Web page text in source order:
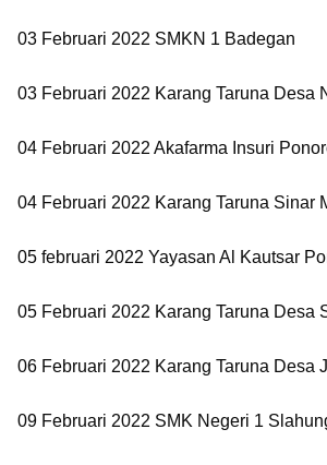
03 Februari 2022 SMKN 1 Badegan
03 Februari 2022 Karang Taruna Desa
04 Februari 2022 Akafarma Insuri
04 Februari 2022 Karang Taruna Sinar
05 februari 2022 Yayasan Al Kautsar
05 Februari 2022 Karang Taruna Desa
06 Februari 2022 Karang Taruna Desa
09 Februari 2022 SMK Negeri 1